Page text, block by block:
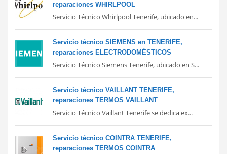
reparaciones WHIRLPOOL
Servicio Técnico Whirlpool Tenerife, ubicado en...
Servicio técnico SIEMENS en TENERIFE,
reparaciones ELECTRODOMÉSTICOS
Servicio Técnico Siemens Tenerife, ubicado en S...
Servicio técnico VAILLANT TENERIFE,
reparaciones TERMOS VAILLANT
Servicio Técnico Vaillant Tenerife se dedica ex...
Servicio técnico COINTRA TENERIFE,
reparaciones TERMOS COINTRA